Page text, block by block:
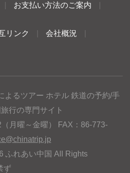
お支払い方法のご案内
リンク 会社概況
よるツアー ホテル 鉄道の予約/手
行の専門サイト
月曜～金曜） FAX：86-773-
ふれあい中国 All Rights
ず